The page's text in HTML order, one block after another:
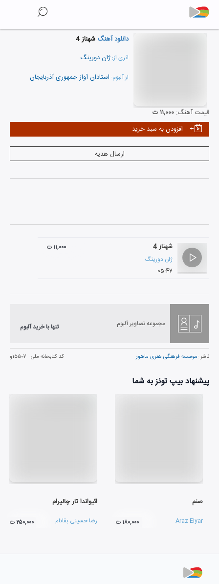
دانلود آهنگ شهناز 4
اثری از: ژان دورینگ
از آلبوم: استادان آواز جمهوری آذربایجان
قیمت آهنگ: ۱۱,۰۰۰ ت
افزودن به سبد خرید
ارسال هدیه
شهناز 4
ژان دورینگ
۰۵:۴۷
۱۱,۰۰۰ ت
مجموعه تصاویر آلبوم تنها با خرید آلبوم
ناشر :موسسه فرهنگی هنری ماهور کد کتابخانه ملی: ۱۵۵۰۷و
پیشنهاد بیپ تونز به شما
صنم
Araz Elyar ۱۸۰,۰۰۰ ت
ائیواندا تار چالیرام
رضا حسینی بقانام ۲۵۰,۰۰۰ ت